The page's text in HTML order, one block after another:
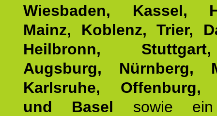
Wiesbaden, Kassel,
Mainz, Koblenz, Trier,
Heilbronn,
Augsburg, Nürnberg,
Karlsruhe, Offenburg,
und Basel sowie ein